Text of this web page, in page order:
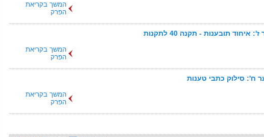
המשך בקריאת
הפרק
איחוד תובענות - תקנה 40 לתקנות
המשך בקריאת
הפרק
ח': סילוק כתבי טענות
המשך בקריאת
הפרק